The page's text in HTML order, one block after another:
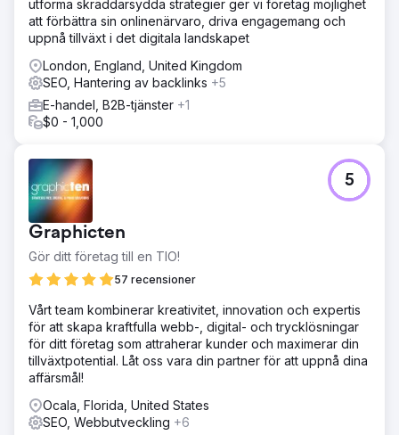
utforma skräddarsydda strategier ger vi företag möjlighet
att förbättra sin onlinenärvaro, driva engagemang och
uppnå tillväxt i det digitala landskapet
London, England, United Kingdom
SEO, Hantering av backlinks +5
E-handel, B2B-tjänster +1
$0 - 1,000
Graphicten
Gör ditt företag till en TIO!
57 recensioner
5
Vårt team kombinerar kreativitet, innovation och expertis
för att skapa kraftfulla webb-, digital- och trycklösningar
för ditt företag som attraherar kunder och maximerar din
tillväxtpotential. Låt oss vara din partner för att uppnå dina
affärsmål!
Ocala, Florida, United States
SEO, Webbutveckling +6